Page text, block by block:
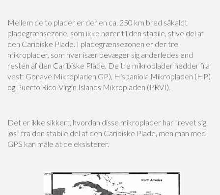
Mellem de to plader er der en ca. 250 km bred såkaldt
pladegrænsezone, som ikke hører til den stabile, stive del af
den Caribiske Plade. I pladegrænsezonen er der tre
mikroplader, som hver især bevæger sig anderledes end
resten af den Caribiske Plade. De tre mikroplader hedder fra
vest: Gonave Mikropladen GP), Hispaniola Mikropladen (HP)
og Puerto Rico-Virgin Islands Mikropladen (PRVI).
Det er ikke sikkert, hvordan disse mikroplader har ”revet sig
løs” fra den stabile del af den Caribiske Plade, men man med
GPS kan måle at de eksisterer.